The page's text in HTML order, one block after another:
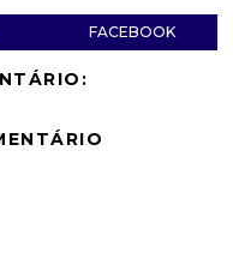
FACEBOOK